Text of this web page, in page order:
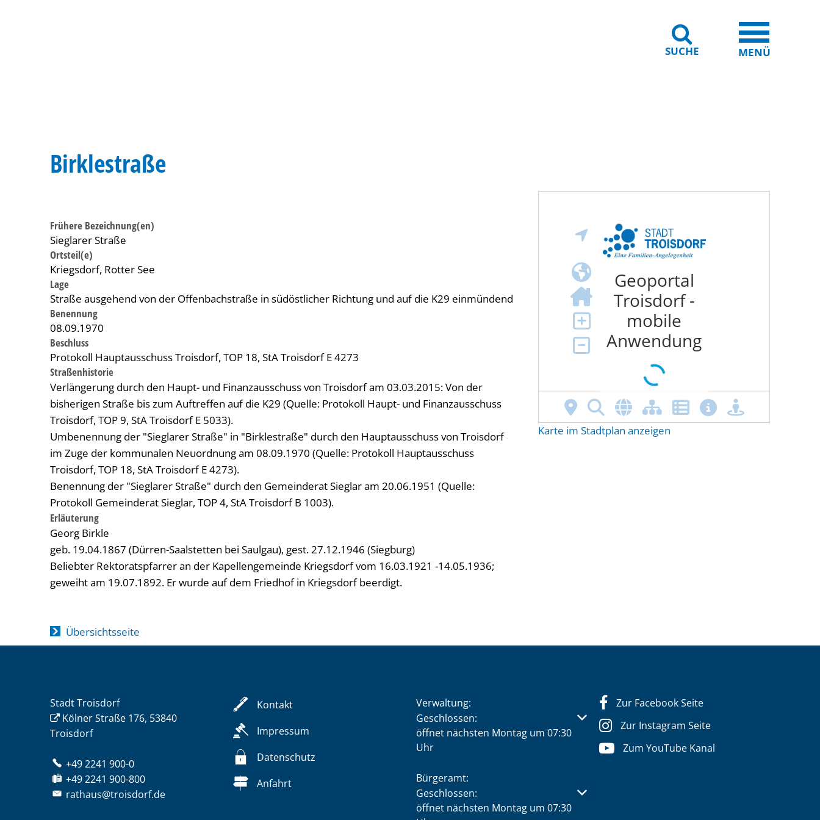
SUCHE MENÜ
Birklestraße
Frühere Bezeichnung(en)
Sieglarer Straße
Ortsteil(e)
Kriegsdorf, Rotter See
Lage
Straße ausgehend von der Offenbachstraße in südöstlicher Richtung und auf die K29 einmündend
Benennung
08.09.1970
Beschluss
Protokoll Hauptausschuss Troisdorf, TOP 18, StA Troisdorf E 4273
Straßenhistorie
Verlängerung durch den Haupt- und Finanzausschuss von Troisdorf am 03.03.2015: Von der
bisherigen Straße bis zum Auftreffen auf die K29 (Quelle: Protokoll Haupt- und Finanzausschuss
Troisdorf, TOP 9, StA Troisdorf E 5033).
Umbenennung der "Sieglarer Straße" in "Birklestraße" durch den Hauptausschuss von Troisdorf
im Zuge der kommunalen Neuordnung am 08.09.1970 (Quelle: Protokoll Hauptausschuss
Troisdorf, TOP 18, StA Troisdorf E 4273).
Benennung der "Sieglarer Straße" durch den Gemeinderat Sieglar am 20.06.1951 (Quelle:
Protokoll Gemeinderat Sieglar, TOP 4, StA Troisdorf B 1003).
Erläuterung
Georg Birkle
geb. 19.04.1867 (Dürren-Saalstetten bei Saulgau), gest. 27.12.1946 (Siegburg)
Beliebter Rektoratspfarrer an der Kapellengemeinde Kriegsdorf vom 16.03.1921 -14.05.1936;
geweiht am 19.07.1892. Er wurde auf dem Friedhof in Kriegsdorf beerdigt.
Übersichtsseite
Karte im Stadtplan anzeigen
Stadt Troisdorf
Kölner Straße 176, 53840
Troisdorf
+49 2241 900-0
+49 2241 900-800
rathaus@troisdorf.de
Kontakt
Impressum
Datenschutz
Anfahrt
Verwaltung:
Klicken, um weitere Öffnungs- oder Schließzeiten auszublenden
Geschlossen:
öffnet nächsten Montag um 07:30
Uhr
Bürgeramt:
Klicken, um weitere Öffnungs- oder Schließzeiten auszublenden
Geschlossen:
öffnet nächsten Montag um 07:30
Zur Facebook Seite
Zur Instagram Seite
Zum YouTube Kanal